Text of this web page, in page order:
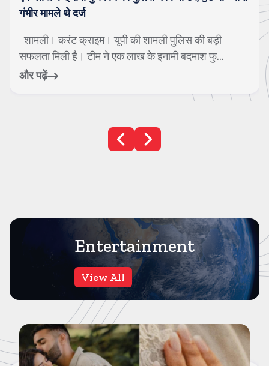
हैं
मुजफ्फरनगर। करंट क्राइम। कांवड यात्रा के दौरान कसाना
डीजे की चर्चा तेज हो रही है। लोनी के निस...
और पढ़ें
Entertainment
View All